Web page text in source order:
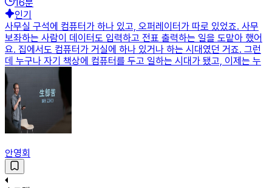
16분
인기
사무실 구석에 컴퓨터가 하나 있고, 오퍼레이터가 따로 있었죠. 사무
보좌하는 사람이 데이터도 입력하고 전표 출력하는 일을 도맡아 했어
요. 집에서도 컴퓨터가 거실에 하나 있거나 하는 시대였던 거죠. 그런
데 누구나 자기 책상에 컴퓨터를 두고 일하는 시대가 됐고, 이제는 누
안영회